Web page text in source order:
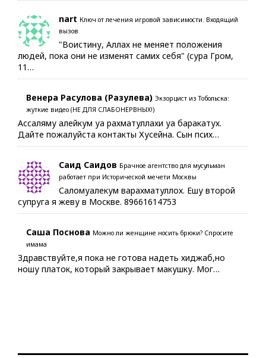
nart Ключ от лечения игровой зависимости. Входящий
вызов
"Воистину, Аллах не меняет положения
людей, пока они не изменят самих себя" (сура Гром,
11…
Венера Расулова (Разулева) Экзорцист из Тобольска:
жуткие видео (НЕ ДЛЯ СЛАБОНЕРВНЫХ!)
Ассаляму алейкум уа рахматуллахи уа баракатух.
Дайте пожалуйста контакты Хусейна. Сын псих…
Саид Саидов Брачное агентство для мусульман
работает при Исторической мечети Москвы
Саломуалекум варахматуллох. Ешу второй
супруга я жеву в Москве. 89661614753
Саша Поснова Можно ли женщине носить брюки? Спросите
имама
Здравствуйте,я пока не готова надеть хиджаб,но
ношу платок, который закрывает макушку. Мог…